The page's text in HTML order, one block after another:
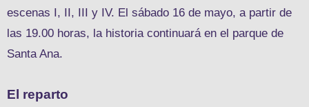
escenas I, II, III y IV. El sábado 16 de mayo, a partir de
las 19.00 horas, la historia continuará en el parque de
Santa Ana.
El reparto